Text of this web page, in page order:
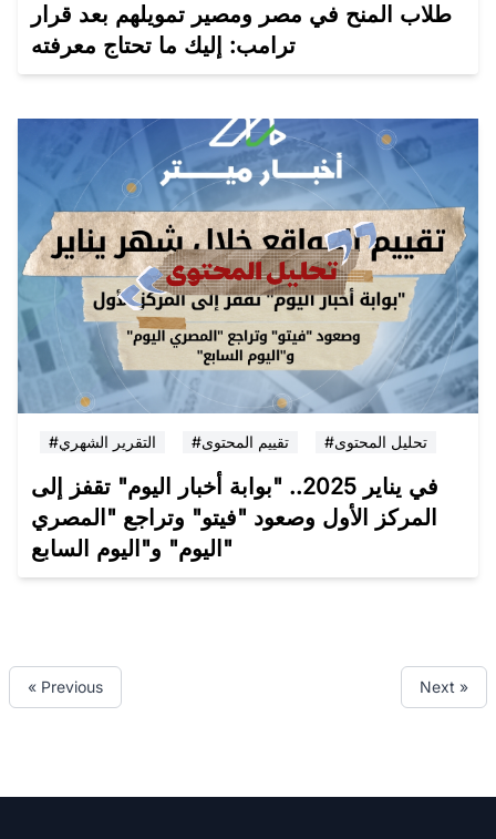
طلاب المنح في مصر ومصير تمويلهم بعد قرار
ترامب: إليك ما تحتاج معرفته
#التقرير الشهري #تقييم المحتوى #تحليل المحتوى
في يناير 2025.. "بوابة أخبار اليوم" تقفز إلى
المركز الأول وصعود "فيتو" وتراجع "المصري
اليوم" و"اليوم السابع"
« Previous Next »